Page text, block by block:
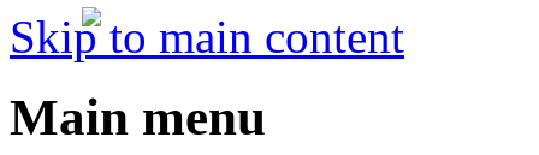
Skip to main content
Main menu